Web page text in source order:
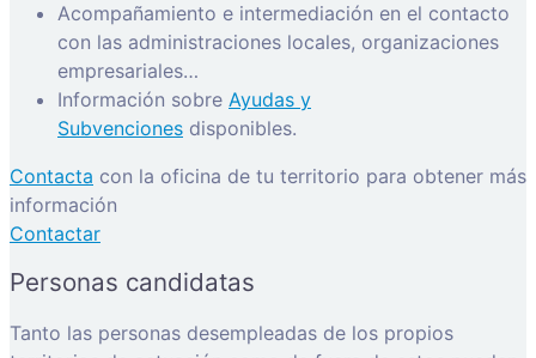
Acompañamiento e intermediación en el contacto
con las administraciones locales, organizaciones
empresariales…
Información sobre Ayudas y
Subvenciones disponibles.
Contacta con la oficina de tu territorio para obtener más
información
Contactar
Personas candidatas
Tanto las personas desempleadas de los propios